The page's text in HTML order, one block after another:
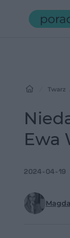
Twarz
Ewa
2024-04-19